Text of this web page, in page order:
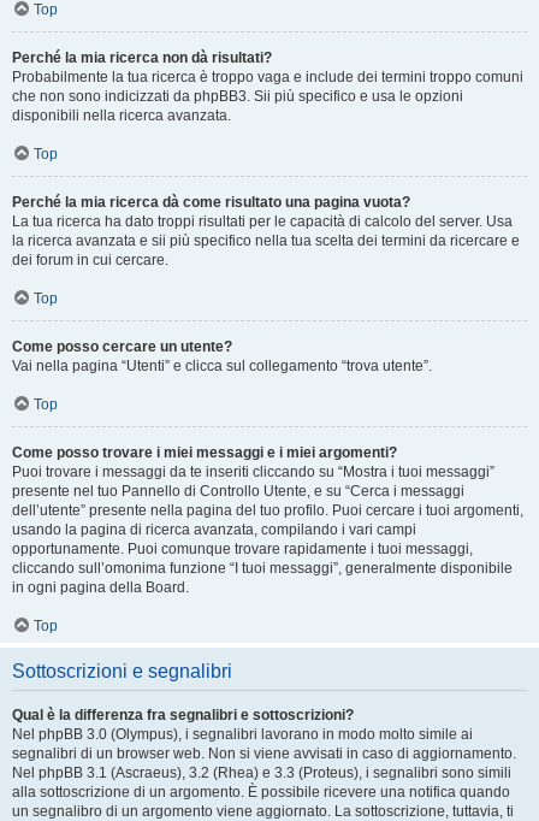
Top
Perché la mia ricerca non dà risultati?
Probabilmente la tua ricerca è troppo vaga e include dei termini troppo comuni
che non sono indicizzati da phpBB3. Sii più specifico e usa le opzioni
disponibili nella ricerca avanzata.
Top
Perché la mia ricerca dà come risultato una pagina vuota?
La tua ricerca ha dato troppi risultati per le capacità di calcolo del server. Usa
la ricerca avanzata e sii più specifico nella tua scelta dei termini da ricercare e
dei forum in cui cercare.
Top
Come posso cercare un utente?
Vai nella pagina “Utenti” e clicca sul collegamento “trova utente”.
Top
Come posso trovare i miei messaggi e i miei argomenti?
Puoi trovare i messaggi da te inseriti cliccando su “Mostra i tuoi messaggi”
presente nel tuo Pannello di Controllo Utente, e su “Cerca i messaggi
dell’utente” presente nella pagina del tuo profilo. Puoi cercare i tuoi argomenti,
usando la pagina di ricerca avanzata, compilando i vari campi
opportunamente. Puoi comunque trovare rapidamente i tuoi messaggi,
cliccando sull’omonima funzione “I tuoi messaggi”, generalmente disponibile
in ogni pagina della Board.
Top
Sottoscrizioni e segnalibri
Qual è la differenza fra segnalibri e sottoscrizioni?
Nel phpBB 3.0 (Olympus), i segnalibri lavorano in modo molto simile ai
segnalibri di un browser web. Non si viene avvisati in caso di aggiornamento.
Nel phpBB 3.1 (Ascraeus), 3.2 (Rhea) e 3.3 (Proteus), i segnalibri sono simili
alla sottoscrizione di un argomento. È possibile ricevere una notifica quando
un segnalibro di un argomento viene aggiornato. La sottoscrizione, tuttavia, ti